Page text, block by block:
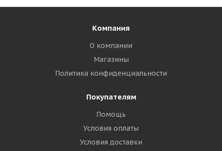
Компания
О компании
Магазины
Политика конфиденциальности
Покупателям
Помощь
Условия оплаты
Условия доставки